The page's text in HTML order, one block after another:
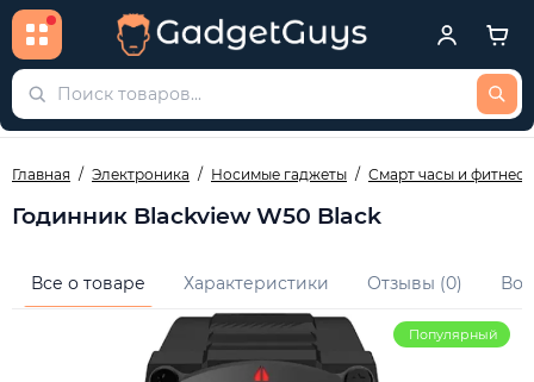
Главная Электроника Носимые гаджеты Смарт часы и фитнес
Годинник Blackview W50 Black
Все о товаре Характеристики Отзывы (0)
Популярный